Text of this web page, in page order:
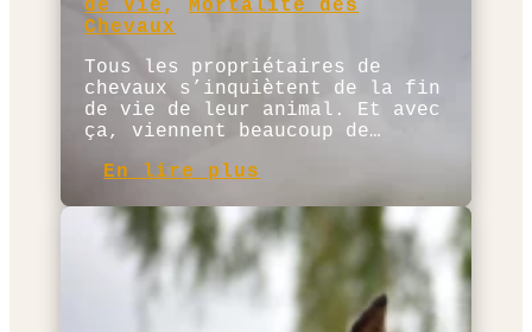
de Vie ,Mortalité des
Chevaux
Tous les propriétaires de
chevaux s’inquiètent de la fin
de vie de leur animal. Et avec
ça, viennent beaucoup de…
En lire plus